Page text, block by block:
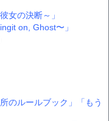
女の決断～」
on, Ghost〜」
所のルールブック」
「もう